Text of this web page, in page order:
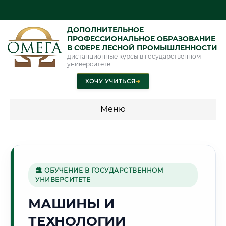
ДОПОЛНИТЕЛЬНОЕ
ПРОФЕССИОНАЛЬНОЕ ОБРАЗОВАНИЕ
В СФЕРЕ ЛЕСНОЙ ПРОМЫШЛЕННОСТИ
дистанционные курсы в государственном
университете
ХОЧУ УЧИТЬСЯ➜
Меню
промышленность"
❄️
🏛 ОБУЧЕНИЕ В ГОСУДАРСТВЕННОМ
УНИВЕРСИТЕТЕ
МАШИНЫ И
ТЕХНОЛОГИИ